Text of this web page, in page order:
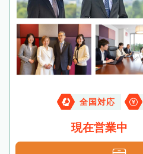
全国対応
現在営業中